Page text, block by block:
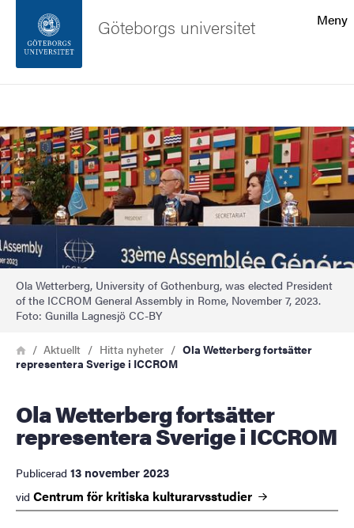
Sidfoten
Om webbplatsen
Meny
Göteborgs universitet
Bild
Ola Wetterberg, University of Gothenburg, was elected President
of the ICCROM General Assembly in Rome, November 7, 2023.
Foto: Gunilla Lagnesjö CC-BY
Länkstig
HemAktuellt Hitta nyheter
Ola Wetterberg fortsätter
representera Sverige i ICCROM
Ola Wetterberg fortsätter
representera Sverige i ICCROM
Publicerad 13 november 2023
vid Centrum för kritiska kulturarvsstudier